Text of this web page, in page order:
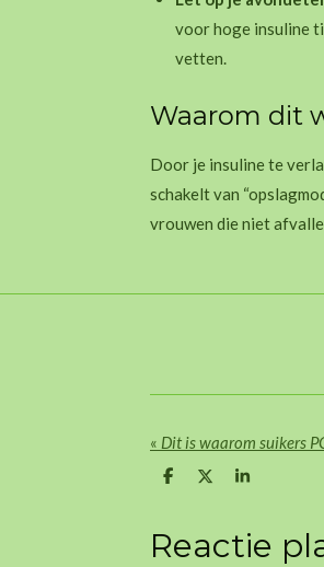
voor hoge insuline
vetten.
Waarom dit
Door je insuline te
schakelt van
vrouwen die niet
« Dit is waarom suikers
D
e
n
D
S
e
Reactie